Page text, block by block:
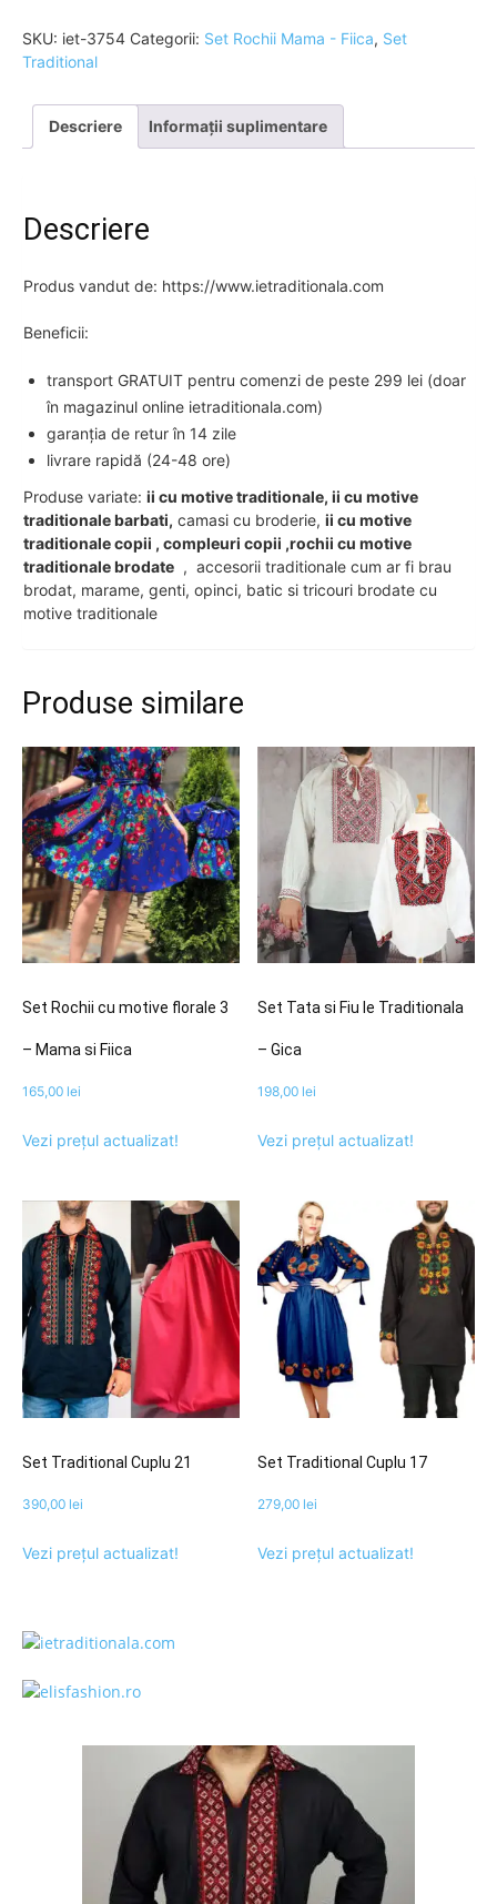
SKU: iet-3754 Categorii: Set Rochii Mama - Fiica, Set
Traditional
Descriere Informații suplimentare
Descriere
Produs vandut de: https://www.ietraditionala.com
Beneficii:
transport GRATUIT pentru comenzi de peste 299 lei (doar
în magazinul online ietraditionala.com)
garanția de retur în 14 zile
livrare rapidă (24-48 ore)
Produse variate: ii cu motive traditionale, ii cu motive
traditionale barbati, camasi cu broderie, ii cu motive
traditionale copii , compleuri copii ,rochii cu motive
traditionale brodate , accesorii traditionale cum ar fi brau
brodat, marame, genti, opinci, batic si tricouri brodate cu
motive traditionale
Produse similare
Set Rochii cu motive florale 3
– Mama si Fiica
165,00 lei
Vezi prețul actualizat!
Set Tata si Fiu Ie Traditionala
– Gica
198,00 lei
Vezi prețul actualizat!
Set Traditional Cuplu 21
390,00 lei
Vezi prețul actualizat!
Set Traditional Cuplu 17
279,00 lei
Vezi prețul actualizat!